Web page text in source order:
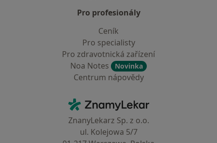
Pro profesionály
Ceník
Pro specialisty
Pro zdravotnická zařízení
Noa Notes
Novinka
Centrum nápovědy
ZnamyLekar - Hlavní stránka
ZnanyLekarz Sp. z o.o.
ul. Kolejowa 5/7